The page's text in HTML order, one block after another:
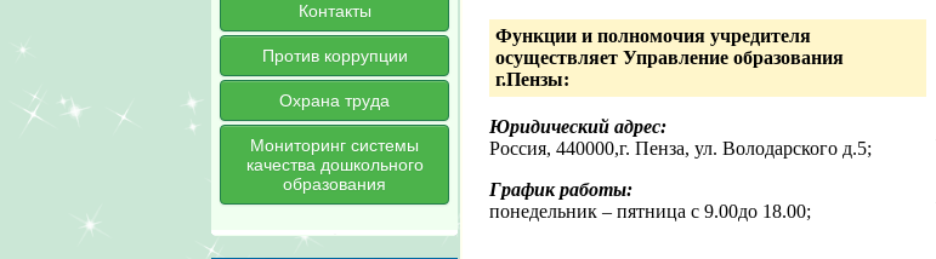
Контакты
Против коррупции
Охрана труда
Мониторинг системы
качества дошкольного
образования
Функции и полномочия учредителя
осуществляет Управление образования
г.Пензы:
Юридический адрес:
Россия, 440000,г. Пенза, ул. Володарского д.5;
График работы:
понедельник – пятница с 9.00до 18.00;